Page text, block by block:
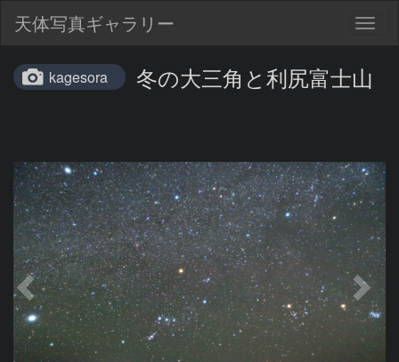
天体写真ギャラリー
kagesora 冬の大三角と利尻富士山